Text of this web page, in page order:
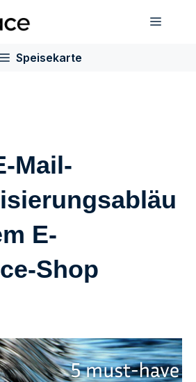
Speisekarte
Mail-
E-
Shop